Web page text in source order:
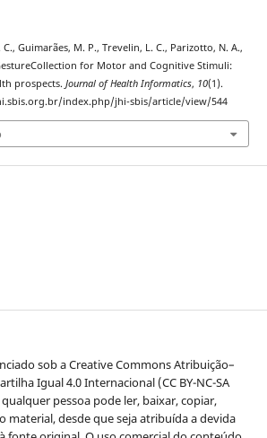
C., Guimarães, M. P., Trevelin, L. C., Parizotto, N. A.,
for Motor and Cognitive Stimuli:
prospects. Journal of Health Informatics, 10(1).
index.php/jhi-sbis/article/view/544
sob a Creative Commons Atribuição–
Igual 4.0 Internacional (CC BY-NC-SA
pessoa pode ler, baixar, copiar,
material, desde que seja atribuída a devida